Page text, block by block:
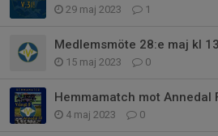
29 maj 2023 1
Medlemsmöte 28:e maj kl
15 maj 2023 0
Hemmamatch mot Annedal
4 maj 2023 0